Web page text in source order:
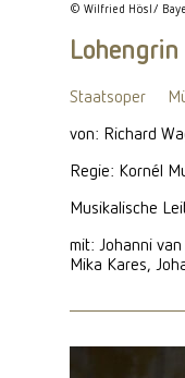
© Wilfried Hösl/
Lohengrin
Staatsoper
von: Richard
Regie: Kornél
Musikalische
mit: Johanni
Mika Kares,